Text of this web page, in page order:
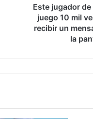
w
V
Este jugador
juego 10 mil
recibir un
la